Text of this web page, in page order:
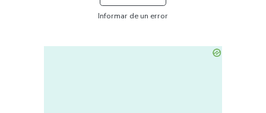
Informar de un error